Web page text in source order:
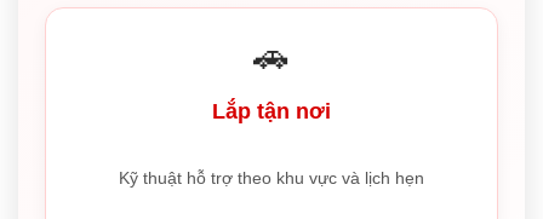
🚗
Lắp tận nơi
Kỹ thuật hỗ trợ theo khu vực và lịch hẹn